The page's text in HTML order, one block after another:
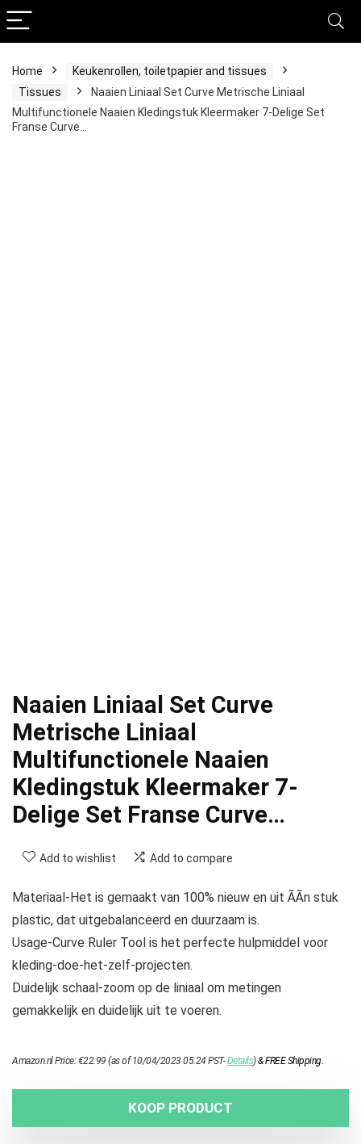
Home
Keukenrollen, toiletpapier and tissues
Tissues
Naaien Liniaal Set Curve Metrische Liniaal
Multifunctionele Naaien Kledingstuk Kleermaker 7-Delige Set
Franse Curve…
Naaien Liniaal Set Curve
Metrische Liniaal
Multifunctionele Naaien
Kledingstuk Kleermaker 7-
Delige Set Franse Curve…
Add to wishlist Add to compare
Materiaal-Het is gemaakt van 100% nieuw en uit ÃÃn stuk
plastic, dat uitgebalanceerd en duurzaam is.
Usage-Curve Ruler Tool is het perfecte hulpmiddel voor
kleding-doe-het-zelf-projecten.
Duidelijk schaal-zoom op de liniaal om metingen
gemakkelijk en duidelijk uit te voeren.
Amazon.nl Price:€22.99 (as of 10/04/2023 05:24 PST-Details)&FREE Shipping.
KOOP PRODUCT